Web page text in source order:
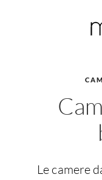
Cucine Design
Cucine
Cucine
Consigli
Le camere